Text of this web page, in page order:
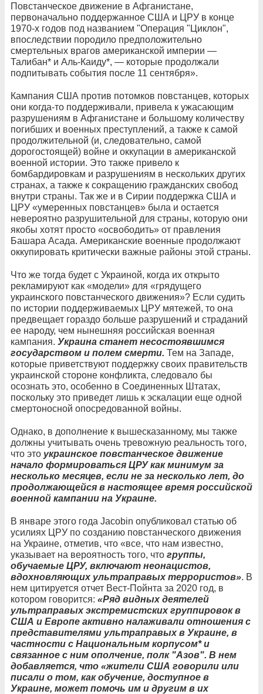
Повстанческое движение в Афганистане,
первоначально поддержанное США и ЦРУ в конце
1970-х годов под названием "Операция "Циклон",
впоследствии породило предположительно
смертельных врагов американской империи —
Талибан* и Аль-Каиду*, — которые продолжали
подпитывать события после 11 сентября».
Кампания США против потомков повстанцев, которых
они когда-то поддерживали, привела к ужасающим
разрушениям в Афганистане и большому количеству
погибших и военных преступлений, а также к самой
продолжительной (и, следовательно, самой
дорогостоящей) войне и оккупации в американской
военной истории. Это также привело к
бомбардировкам и разрушениям в нескольких других
странах, а также к сокращению гражданских свобод
внутри страны. Так же и в Сирии поддержка США и
ЦРУ «умеренных повстанцев» была и остается
невероятно разрушительной для страны, которую они
якобы хотят просто «освободить» от правления
Башара Асада. Американские военные продолжают
оккупировать критически важные районы этой страны.
Что же тогда будет с Украиной, когда их открыто
рекламируют как «модели» для «грядущего
украинского повстанческого движения»? Если судить
по истории поддерживаемых ЦРУ мятежей, то она
предвещает гораздо больше разрушений и страданий
ее народу, чем нынешняя российская военная
кампания. Украина станет несостоявшимся
государством и полем смерти. Тем на Западе,
которые приветствуют поддержку своих правительств
украинской стороне конфликта, следовало бы
осознать это, особенно в Соединенных Штатах,
поскольку это приведет лишь к эскалации еще одной
смертоносной опосредованной войны.
Однако, в дополнение к вышесказанному, мы также
должны учитывать очень тревожную реальность того,
что это украинское повстанческое движение
начало формироваться ЦРУ как минимум за
несколько месяцев, если не за несколько лет, до
продолжающейся в настоящее время российской
военной кампании на Украине.
В январе этого года Jacobin опубликовал статью об
усилиях ЦРУ по созданию повстанческого движения
на Украине, отметив, что «все, что нам известно,
указывает на вероятность того, что группы,
обучаемые ЦРУ, включают неонацистов,
вдохновляющих ультраправых террористов». В
нем цитируется отчет Вест-Пойнта за 2020 год, в
котором говорится: «Ряд видных деятелей
ультраправых экстремистских группировок в
США и Европе активно налаживали отношения с
представителями ультраправых в Украине, в
частности с Национальным корпусом* и
связанное с ним ополчение, полк "Азов". В нем
добавляется, что «жители США говорили или
писали о том, как обучение, доступное в
Украине, может помочь им и другим в их